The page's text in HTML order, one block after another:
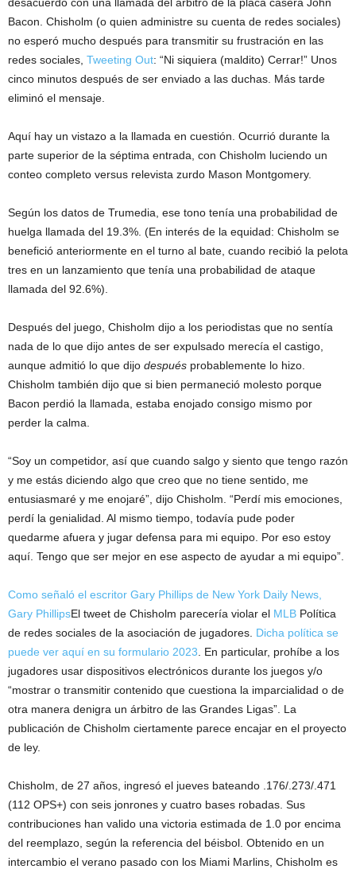
Bacon. Chisholm (o quien administre su cuenta de redes sociales)
no esperó mucho después para transmitir su frustración en las
redes sociales, Tweeting Out: “Ni siquiera (maldito) Cerrar!” Unos
cinco minutos después de ser enviado a las duchas. Más tarde
eliminó el mensaje.
Aquí hay un vistazo a la llamada en cuestión. Ocurrió durante la
parte superior de la séptima entrada, con Chisholm luciendo un
conteo completo versus relevista zurdo Mason Montgomery.
Según los datos de Trumedia, ese tono tenía una probabilidad de
huelga llamada del 19.3%. (En interés de la equidad: Chisholm se
benefició anteriormente en el turno al bate, cuando recibió la pelota
tres en un lanzamiento que tenía una probabilidad de ataque
llamada del 92.6%).
Después del juego, Chisholm dijo a los periodistas que no sentía
nada de lo que dijo antes de ser expulsado merecía el castigo,
aunque admitió lo que dijo después probablemente lo hizo.
Chisholm también dijo que si bien permaneció molesto porque
Bacon perdió la llamada, estaba enojado consigo mismo por
perder la calma.
“Soy un competidor, así que cuando salgo y siento que tengo razón
y me estás diciendo algo que creo que no tiene sentido, me
entusiasmaré y me enojaré”, dijo Chisholm. “Perdí mis emociones,
perdí la genialidad. Al mismo tiempo, todavía pude poder
quedarme afuera y jugar defensa para mi equipo. Por eso estoy
aquí. Tengo que ser mejor en ese aspecto de ayudar a mi equipo”.
Como señaló el escritor Gary Phillips de New York Daily News,
Gary PhillipsEl tweet de Chisholm parecería violar el MLB Política
de redes sociales de la asociación de jugadores. Dicha política se
puede ver aquí en su formulario 2023 . En particular, prohíbe a los
jugadores usar dispositivos electrónicos durante los juegos y/o
“mostrar o transmitir contenido que cuestiona la imparcialidad o de
otra manera denigra un árbitro de las Grandes Ligas”. La
publicación de Chisholm ciertamente parece encajar en el proyecto
de ley.
Chisholm, de 27 años, ingresó el jueves bateando .176/.273/.471
(112 OPS+) con seis jonrones y cuatro bases robadas. Sus
contribuciones han valido una victoria estimada de 1.0 por encima
del reemplazo, según la referencia del béisbol. Obtenido en un
intercambio el verano pasado con los Miami Marlins, Chisholm es